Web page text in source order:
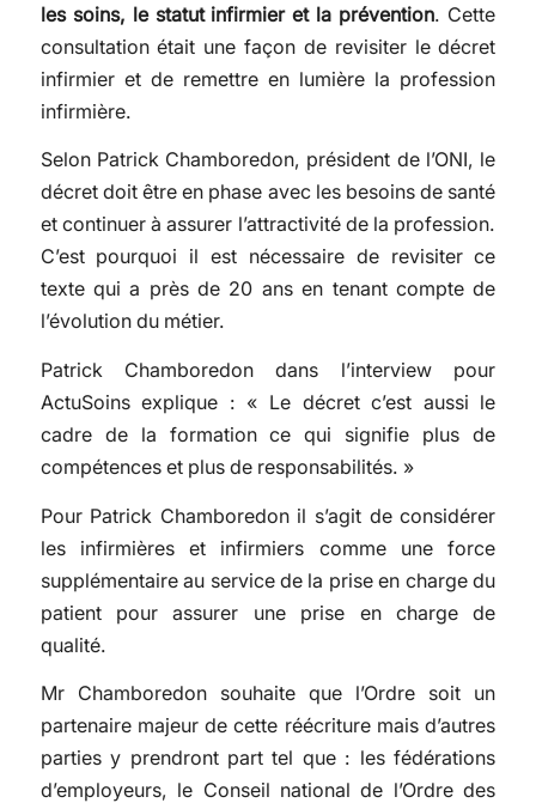
les soins, le statut infirmier et la prévention. Cette
consultation était une façon de revisiter le décret
infirmier et de remettre en lumière la profession
infirmière.
Selon Patrick Chamboredon, président de l’ONI, le
décret doit être en phase avec les besoins de santé
et continuer à assurer l’attractivité de la profession.
C’est pourquoi il est nécessaire de revisiter ce
texte qui a près de 20 ans en tenant compte de
l’évolution du métier.
Patrick Chamboredon dans l’interview pour
ActuSoins explique : « Le décret c’est aussi le
cadre de la formation ce qui signifie plus de
compétences et plus de responsabilités. »
Pour Patrick Chamboredon il s’agit de considérer
les infirmières et infirmiers comme une force
supplémentaire au service de la prise en charge du
patient pour assurer une prise en charge de
qualité.
Mr Chamboredon souhaite que l’Ordre soit un
partenaire majeur de cette réécriture mais d’autres
parties y prendront part tel que : les fédérations
d’employeurs, le Conseil national de l’Ordre des